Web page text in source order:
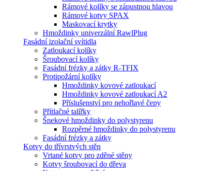
Rámové kolíky se zápustnou hlavou
Rámové kotvy SPAX
Maskovací krytky
Hmoždinky univerzální RawlPlug
Fasádní izolační svítidla
Zatloukací kolíky
Šroubovací kolíky
Fasádní frézky a zátky R-TFIX
Protipožární kolíky
Hmoždinky kovové zatloukací
Hmoždinky kovové zatloukací A2
Příslušenství pro nehořlavé čepy
Přítlačné talířky
Šnekové hmoždinky do polystyrenu
Rozpěrné hmoždinky do polystyrenu
Fasádní frézky a zátky
Kotvy do třívrstvých stěn
Vrtané kotvy pro zděné stěny
Kotvy šroubovací do dřeva